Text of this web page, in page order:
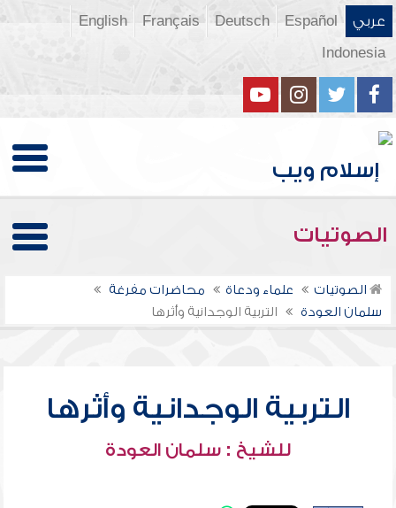
عربي Español
Deutsch
Français
English
Indonesia
الصوتيات
الصوتيات علماء ودعاة
محاضرات مفرغة
سلمان العودة
التربية الوجدانية وأثرها
التربية الوجدانية وأثرها
للشيخ : سلمان العودة